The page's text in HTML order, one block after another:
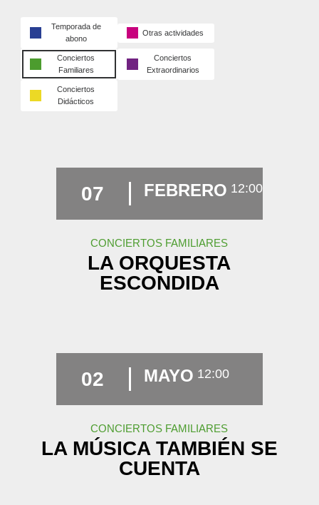
Temporada de
abono
Otras actividades
Conciertos
Familiares
Conciertos
Extraordinarios
Conciertos
Didácticos
07 FEBRERO 12:00
CONCIERTOS FAMILIARES
LA ORQUESTA
ESCONDIDA
02 MAYO 12:00
CONCIERTOS FAMILIARES
LA MÚSICA TAMBIÉN SE
CUENTA